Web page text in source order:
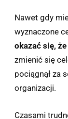
Nawet gdy
wyznaczone
okazać się,
zmienić się
pociągnął za
organizacji.
Czasami